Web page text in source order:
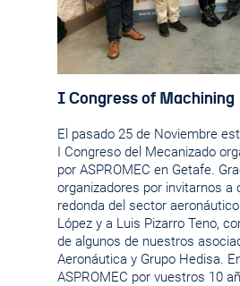
I Congress of Machining
El pasado 25 de Noviembre
I Congreso del Mecanizado
por ASPROMEC en Getafe.
organizadores por invitarnos a
redonda del sector
López y a Luis Pizarro Teno,
de algunos de nuestros
Aeronáutica y Grupo Hedisa.
ASPROMEC por vuestros 10